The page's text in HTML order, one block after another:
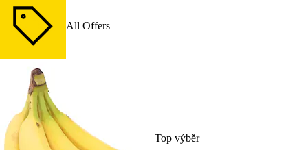
All Offers
Top výběr